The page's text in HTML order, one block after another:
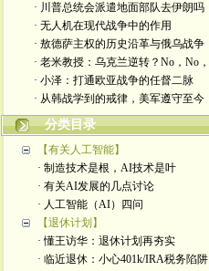
· 川普总统会派遣地面部队去伊朗吗
· 无人机在现代战争中的作用
· 敖德萨主权的历史沿革与俄乌战争
· 老米教授：乌克兰逆转？No，No，
· 小泽：打通欧亚战争的任督二脉
· 从韩战学到的戒律，美军遵守至今
分类目录
【有关人工智能】
· 制造技术是根，AI技术是叶
· 有关AI发展的几点讨论
· 人工智能（AI）四问
【退休计划】
· 懂王访华：退休计划再夯实
· 临近退休：小心401k/IRA税务陷阱